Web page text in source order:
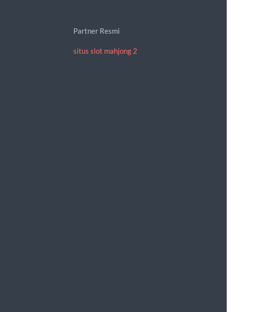
Partner Resmi
situs slot mahjong 2